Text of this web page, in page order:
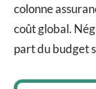
colonne
coût global.
part du budget